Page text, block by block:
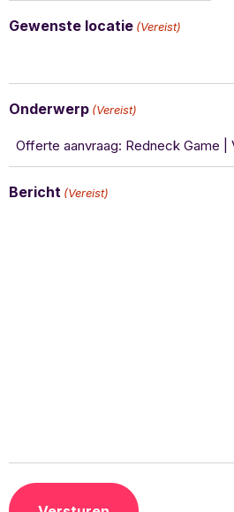
Gewenste locatie (Vereist)
Onderwerp (Vereist)
Bericht (Vereist)